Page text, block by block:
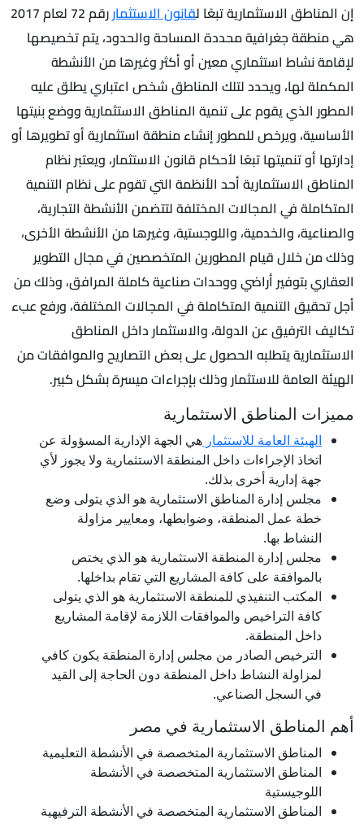
إن المناطق الاستثمارية تبعًا لقانون الاستثمار
رقم 72 لعام 2017
هي منطقة جغرافية محددة المساحة والحدود، يتم تخصيصها
لإقامة نشاط استثماري معين أو أكثر وغيرها من الأنشطة
المكملة لها، ويحدد لتلك المناطق شخص اعتباري يطلق عليه
المطور الذي يقوم على تنمية المناطق الاستثمارية ووضع بنيتها
الأساسية، ويرخص للمطور إنشاء منطقة استثمارية أو تطويرها أو
إدارتها أو تنميتها تبعًا لأحكام قانون الاستثمار، ويعتبر نظام
المناطق الاستثمارية أحد الأنظمة التي تقوم على نظام التنمية
المتكاملة في المجالات المختلفة لتتضمن الأنشطة التجارية،
والصناعية، والخدمية، واللوجستية، وغيرها من الأنشطة الأخرى،
وذلك من خلال قيام المطورين المتخصصين في مجال التطوير
العقاري بتوفير أراضي ووحدات صناعية كاملة المرافق، وذلك من
أجل تحقيق التنمية المتكاملة في المجالات المختلفة، ورفع عبء
تكاليف الترفيق عن الدولة، والاستثمار داخل المناطق
الاستثمارية يتطلبه الحصول على بعض التصاريح والموافقات من
الهيئة العامة للاستثمار وذلك بإجراءات ميسرة بشكل كبير.
مميزات المناطق الاستثمارية
الهيئة العامة للاستثمار هي الجهة الإدارية المسؤولة عن
اتخاذ الإجراءات داخل المنطقة الاستثمارية ولا يجوز لأي
جهة إدارية أخرى بذلك.
مجلس إدارة المناطق الاستثمارية هو الذي يتولى وضع
خطة عمل المنطقة، وضوابطها، ومعايير مزاولة
النشاط بها.
مجلس إدارة المنطقة الاستثمارية هو الذي يختص
بالموافقة على كافة المشاريع التي تقام بداخلها.
المكتب التنفيذي للمنطقة الاستثمارية هو الذي يتولى
كافة التراخيص والموافقات اللازمة لإقامة المشاريع
داخل المنطقة.
الترخيص الصادر من مجلس إدارة المنطقة يكون كافي
لمزاولة النشاط داخل المنطقة دون الحاجة إلى القيد
في السجل الصناعي.
أهم المناطق الاستثمارية في مصر
المناطق الاستثمارية المتخصصة في الأنشطة التعليمية
المناطق الاستثمارية المتخصصة في الأنشطة
اللوجيستية
المناطق الاستثمارية المتخصصة في الأنشطة الترفيهية